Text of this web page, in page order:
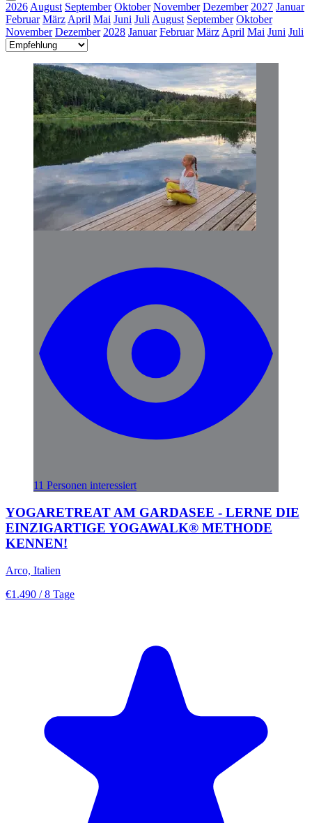
2026 August September Oktober November Dezember 2027 Januar
Februar März April Mai Juni Juli August September Oktober
November Dezember 2028 Januar Februar März April Mai Juni Juli
11 Personen interessiert
YOGARETREAT AM GARDASEE - LERNE DIE
EINZIGARTIGE YOGAWALK® METHODE
KENNEN!
Arco, Italien
€1.490 / 8 Tage